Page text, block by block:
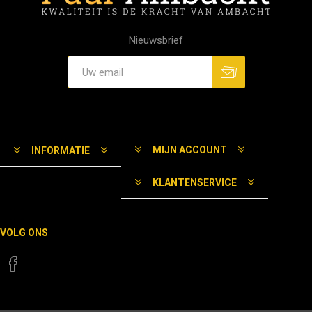
Nieuwsbrief
INFORMATIE MIJN ACCOUNT
KLANTENSERVICE
VOLG ONS